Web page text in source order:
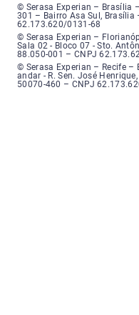
Serasa Experian - Brasília,
© Serasa Experian – Brasília
301 – Bairro Asa Sul, Brasília
62.173.620/0131-68
Serasa Experian -
© Serasa Experian –
Sala 02 - Bloco 07 - Sto.
88.050-001 – CNPJ
Serasa Experian - Recife,
© Serasa Experian – Recife –
andar - R. Sen. José
50070-460 – CNPJ